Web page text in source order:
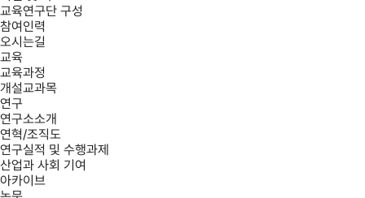
교육연구단 구성
참여인력
오시는길
교육
교육과정
개설교과목
연구
연구소소개
연혁/조직도
연구실적 및 수행과제
산업과 사회 기여
아카이브